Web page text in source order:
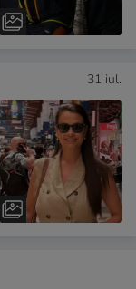
31 iul.